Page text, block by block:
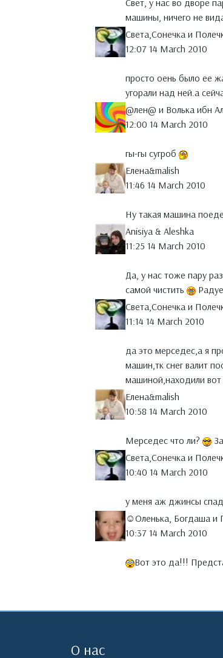
Свет, у нас во дворе
машины, ничего не
Света,Сонечка и
12:07 14 March 2010
просто оень было ее
угорали над ней.а
@лен@ и Волька ибн
12:00 14 March 2010
гы-гы сугроб
Елена&malish
11:46 14 March 2010
Ну такая машина
Anisiya & Aleshka
11:25 14 March 2010
Да, у нас тоже пару
самой чистить
Света,Сонечка и
11:14 14 March 2010
да это мерседес,а я
машин,тк снег валит
машиной,находили вот
Елена&malish
10:58 14 March 2010
Мерседес что ли?
Света,Сонечка и
10:40 14 March 2010
у меня аж джинсы
☺Оленька, Богдаша и
10:37 14 March 2010
Вот это да!!!
О нас